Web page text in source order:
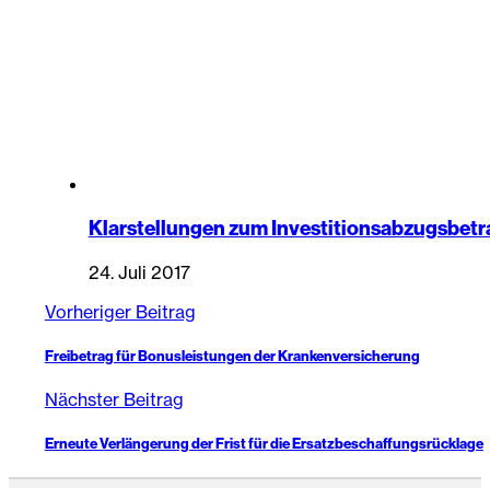
Klarstellungen zum
24. Juli 2017
Vorheriger Beitrag
Freibetrag für Bonusleistungen der Krankenversicherung
Nächster Beitrag
Erneute Verlängerung der Frist für die Ersatzbeschaffungsrücklage